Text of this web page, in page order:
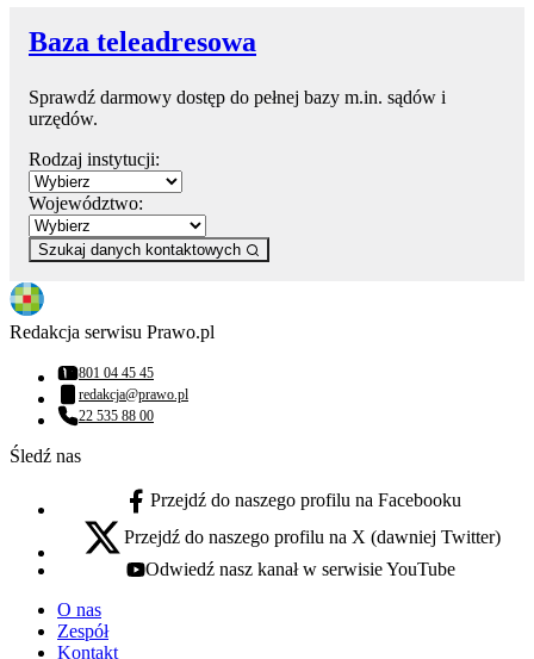
Baza teleadresowa
Sprawdź darmowy dostęp do pełnej bazy m.in. sądów i
urzędów.
Rodzaj instytucji:
Województwo:
Szukaj danych kontaktowych
Redakcja serwisu Prawo.pl
Numer telefonu:
801 04 45 45
Adres email:
redakcja@prawo.pl
Numer telefonu:
22 535 88 00
Śledź nas
facebook - otwiera się w nowej karcie
Przejdź do naszego profilu na Facebooku
x - otwiera się w nowej karcie
Przejdź do naszego profilu na X (dawniej Twitter)
youtube - otwiera się w nowej karcie
Odwiedź nasz kanał w serwisie YouTube
O nas
Zespół
Kontakt